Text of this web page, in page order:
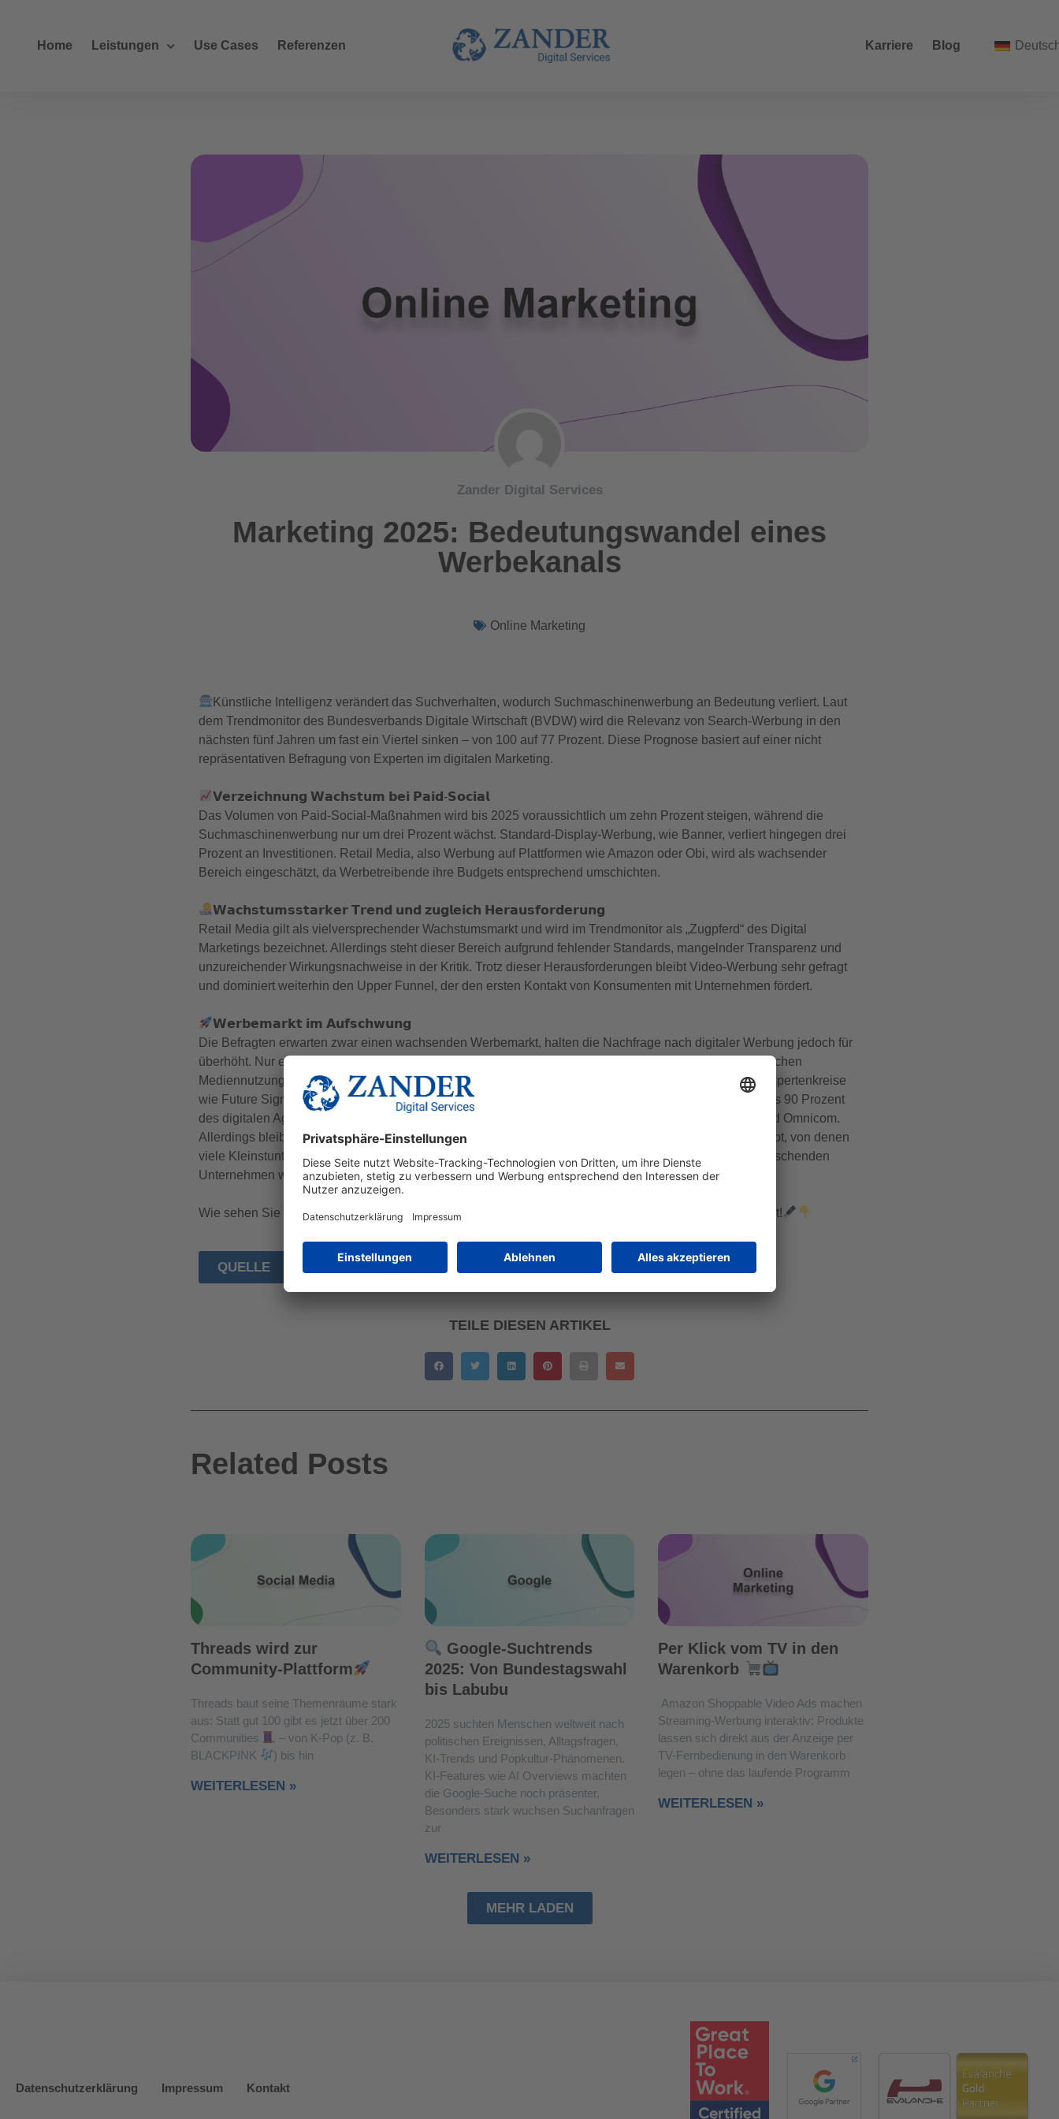
Home Leistungen Use Cases Referenzen Karriere Blog
Zander Digital Services
Marketing 2025: Bedeutungswandel eines
Werbekanals
Online Marketing
Künstliche Intelligenz verändert das Suchverhalten, wodurch Suchmaschinenwerbung an Bedeutung verliert. Laut
dem Trendmonitor des Bundesverbands Digitale Wirtschaft (BVDW) wird die Relevanz von Search-Werbung in den
nächsten fünf Jahren um fast ein Viertel sinken – von 100 auf 77 Prozent. Diese Prognose basiert auf einer nicht
repräsentativen Befragung von Experten im digitalen Marketing.
𝗩𝗲𝗿𝘇𝗲𝗶𝗰𝗵𝗻𝘂𝗻𝗴 𝗪𝗮𝗰𝗵𝘀𝘁𝘂𝗺 𝗯𝗲𝗶 𝗣𝗮𝗶𝗱-𝗦𝗼𝗰𝗶𝗮𝗹
Das Volumen von Paid-Social-Maßnahmen wird bis 2025 voraussichtlich um zehn Prozent steigen, während die
Suchmaschinenwerbung nur um drei Prozent wächst. Standard-Display-Werbung, wie Banner, verliert hingegen drei
Prozent an Investitionen. Retail Media, also Werbung auf Plattformen wie Amazon oder Obi, wird als wachsender
Bereich eingeschätzt, da Werbetreibende ihre Budgets entsprechend umschichten.
𝗪𝗮𝗰𝗵𝘀𝘁𝘂𝗺𝘀𝘀𝘁𝗮𝗿𝗸𝗲𝗿 𝗧𝗿𝗲𝗻𝗱 𝘂𝗻𝗱 𝘇𝘂𝗴𝗹𝗲𝗶𝗰𝗵 𝗛𝗲𝗿𝗮𝘂𝘀𝗳𝗼𝗿𝗱𝗲𝗿𝘂𝗻𝗴
Retail Media gilt als vielversprechender Wachstumsmarkt und wird im Trendmonitor als „Zugpferd“ des Digital
Marketings bezeichnet. Allerdings steht dieser Bereich aufgrund fehlender Standards, mangelnder Transparenz und
unzureichender Wirkungsnachweise in der Kritik. Trotz dieser Herausforderungen bleibt Video-Werbung sehr gefragt
und dominiert weiterhin den Upper Funnel, der den ersten Kontakt von Konsumenten mit Unternehmen fördert.
𝗪𝗲𝗿𝗯𝗲𝗺𝗮𝗿𝗸𝘁 𝗶𝗺 𝗔𝘂𝗳𝘀𝗰𝗵𝘄𝘂𝗻𝗴
Die Befragten erwarten zwar einen wachsenden Werbemarkt, halten die Nachfrage nach digitaler Werbung jedoch für
überhöht. Nur etwas mehr als die Hälfte der Teilnehmer sieht ein angemessenes Verhältnis zur tatsächlichen
Mediennutzung. Der Trendmonitor basiert auf einer Befragung von über 50 Teilnehmern, die in sechs Expertenkreise
wie Future Signals, Retail Media und Video aufgeteilt wurden. Diese repräsentieren laut BVDW mehr als 90 Prozent
des digitalen Agentur-Mediavolumens in Deutschland, darunter bekannte Unternehmen wie GroupM und Omnicom.
Allerdings bleibt die Erhebung nicht repräsentativ, da es in Deutschland über 20.000 Marketingfirmen gibt, von denen
viele Kleinstunternehmen sind. Der Trendmonitor spiegelt daher primär die Perspektive der marktbeherrschenden
Unternehmen wider.
Wie sehen Sie das Marketing im Jahr 2025? Teilen Sie Ihre Gedanken gerne in den Kommentaren mit!
QUELLE
TEILE DIESEN ARTIKEL
Related Posts
Threads wird zur
Community-Plattform
Threads baut seine Themenräume stark
aus: Statt gut 100 gibt es jetzt über 200
Communities
– von K-Pop (z. B.
BLACKPINK
) bis hin
WEITERLESEN »
Google-Suchtrends
2025: Von Bundestagswahl
bis Labubu
2025 suchten Menschen weltweit nach
politischen Ereignissen, Alltagsfragen,
KI-Trends und Popkultur-Phänomenen.
KI-Features wie AI Overviews machten
die Google-Suche noch präsenter.
Besonders stark wuchsen Suchanfragen
zur
WEITERLESEN »
Per Klick vom TV in den
Warenkorb
Amazon Shoppable Video Ads machen
Streaming-Werbung interaktiv: Produkte
lassen sich direkt aus der Anzeige per
TV-Fernbedienung in den Warenkorb
legen – ohne das laufende Programm
WEITERLESEN »
MEHR LADEN
Datenschutzerklärung Impressum Kontakt